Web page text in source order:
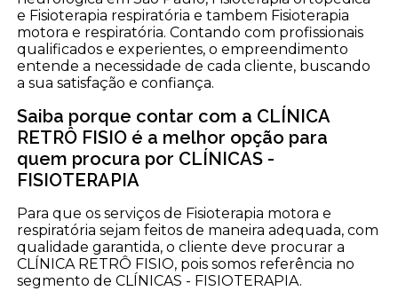
e Fisioterapia respiratória e tambem Fisioterapia
motora e respiratória. Contando com profissionais
qualificados e experientes, o empreendimento
entende a necessidade de cada cliente, buscando
a sua satisfação e confiança.
Saiba porque contar com a CLÍNICA
RETRÔ FISIO é a melhor opção para
quem procura por CLÍNICAS -
FISIOTERAPIA
Para que os serviços de Fisioterapia motora e
respiratória sejam feitos de maneira adequada, com
qualidade garantida, o cliente deve procurar a
CLÍNICA RETRÔ FISIO, pois somos referência no
segmento de CLÍNICAS - FISIOTERAPIA.